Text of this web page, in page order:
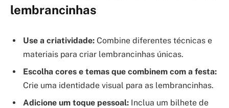
lembrancinhas
Use a criatividade: Combine diferentes técnicas e
materiais para criar lembrancinhas únicas.
Escolha cores e temas que combinem com a festa:
Crie uma identidade visual para as lembrancinhas.
Adicione um toque pessoal: Inclua um bilhete de